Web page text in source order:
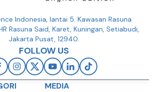
Indonesia, lantai 5. Kawasan Rasuna
Rasuna Said, Karet, Kuningan, Setiabudi,
Jakarta Pusat, 12940.
FOLLOW US
MEDIA